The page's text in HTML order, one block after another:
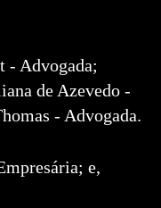
- Advogada;
de Azevedo -
- Advogada.
e,